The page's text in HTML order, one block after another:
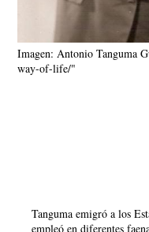
Imagen: Antonio Tanguma
way-of-life/"
Tanguma emigró a los
empleó en diferentes